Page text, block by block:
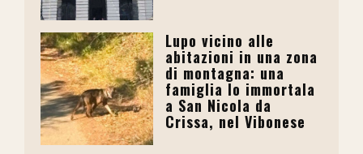
Lupo vicino alle
abitazioni in una zona
di montagna: una
famiglia lo immortala
a San Nicola da
Crissa, nel Vibonese